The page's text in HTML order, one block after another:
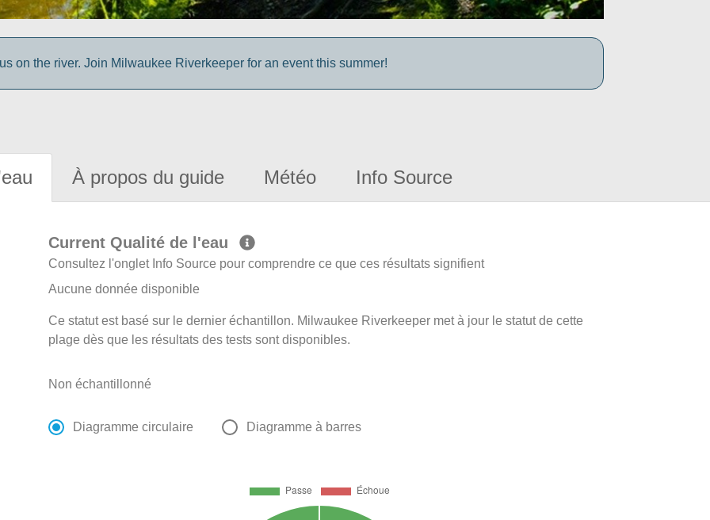
on the river. Join Milwaukee Riverkeeper for an event this summer!
À propos du guide Météo Info Source
Current Qualité de l'eau
Consultez l'onglet Info Source pour comprendre ce que ces résultats signifient
Aucune donnée disponible
Ce statut est basé sur le dernier échantillon. Milwaukee Riverkeeper met à jour le statut de cette
plage dès que les résultats des tests sont disponibles.
Non échantillonné
Diagramme circulaire Diagramme à barres